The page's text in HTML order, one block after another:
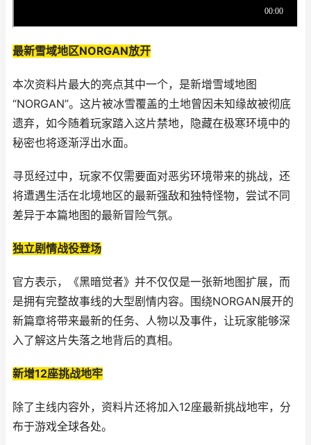
最新雪域地区NORGAN放开
本次资料片最大的亮点其中一个，是新增雪域地图
“NORGAN”。这片被冰雪覆盖的土地曾因未知缘故被彻底
遗弃，如今随着玩家踏入这片禁地，隐藏在极寒环境中的
秘密也将逐渐浮出水面。
寻觅经过中，玩家不仅需要面对恶劣环境带来的挑战，还
将遭遇生活在北境地区的最新强敌和独特怪物，尝试不同
差异于本篇地图的最新冒险气氛。
独立剧情战役登场
官方表示，《黑暗觉者》并不仅仅是一张新地图扩展，而
是拥有完整故事线的大型剧情内容。围绕NORGAN展开的
新篇章将带来最新的任务、人物以及事件，让玩家能够深
入了解这片失落之地背后的真相。
新增12座挑战地牢
除了主线内容外，资料片还将加入12座最新挑战地牢，分
布于游戏全球各处。